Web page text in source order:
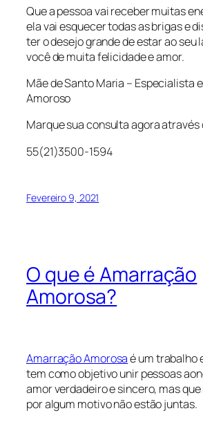
Que a pessoa vai receber muitas
ela vai esquecer todas as brigas e
ter o desejo grande de estar ao seu
você de muita felicidade e amor.
Mãe de Santo Maria – Especialista
Amoroso
Marque sua consulta agora através
55(21)3500-1594
Fevereiro 9, 2021
O que é Amarração
Amorosa?
Amarração Amorosaé um trabalho
tem como objetivo unir pessoas
amor verdadeiro e sincero, mas
por algum motivo não estão juntas.